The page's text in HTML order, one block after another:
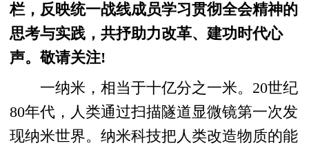
栏，反映统一战线成员学习贯彻全会精神的
思考与实践，共抒助力改革、建功时代心
声。敬请关注!
一纳米，相当于十亿分之一米。20世纪
80年代，人类通过扫描隧道显微镜第一次发
现纳米世界。纳米科技把人类改造物质的能